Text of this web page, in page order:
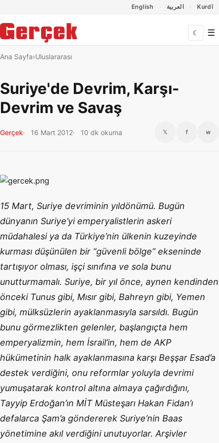
English العربية Kurdî
☾ ☰
Ana Sayfa Uluslararası
Suriye'de Devrim, Karşı-
Devrim ve Savaş
Gerçek 16 Mart 2012 10 dk okuma 𝕏 f w
15 Mart, Suriye devriminin yıldönümü. Bugün
dünyanın Suriye’yi emperyalistlerin askeri
müdahalesi ya da Türkiye’nin ülkenin kuzeyinde
kurması düşünülen bir “güvenli bölge” ekseninde
tartışıyor olması, işçi sınıfına ve sola bunu
unutturmamalı. Suriye, bir yıl önce, aynen kendinden
önceki Tunus gibi, Mısır gibi, Bahreyn gibi, Yemen
gibi, mülksüzlerin ayaklanmasıyla sarsıldı. Bugün
bunu görmezlikten gelenler, başlangıçta hem
emperyalizmin, hem İsrail’in, hem de AKP
hükümetinin halk ayaklanmasına karşı Beşşar Esad’a
destek verdiğini, onu reformlar yoluyla devrimi
yumuşatarak kontrol altına almaya çağırdığını,
Tayyip Erdoğan’ın MİT Müsteşarı Hakan Fidan’ı
defalarca Şam’a göndererek Suriye’nin Baas
yönetimine akıl verdiğini unutuyorlar. Arşivler